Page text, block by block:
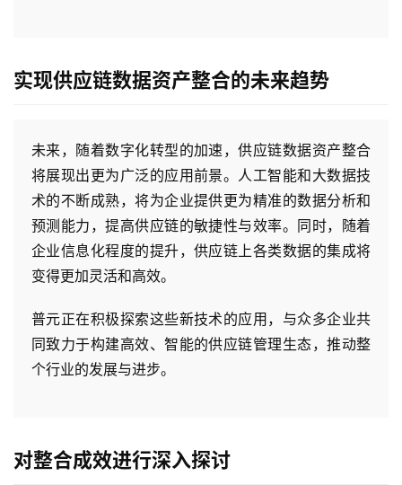
实现供应链数据资产整合的未来趋势
未来，随着数字化转型的加速，供应链数据资产整合
将展现出更为广泛的应用前景。人工智能和大数据技
术的不断成熟，将为企业提供更为精准的数据分析和
预测能力，提高供应链的敏捷性与效率。同时，随着
企业信息化程度的提升，供应链上各类数据的集成将
变得更加灵活和高效。
普元正在积极探索这些新技术的应用，与众多企业共
同致力于构建高效、智能的供应链管理生态，推动整
个行业的发展与进步。
对整合成效进行深入探讨